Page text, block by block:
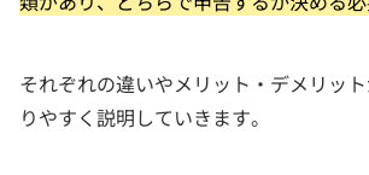
それぞれの違いやメリット・デメリッ
りやすく説明していきます。